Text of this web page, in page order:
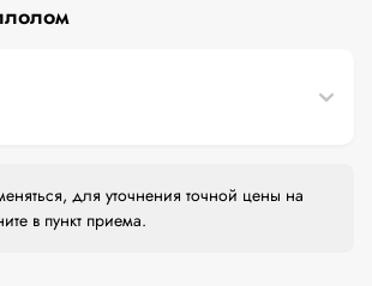
для уточнения точной цены на
в пункт приема.